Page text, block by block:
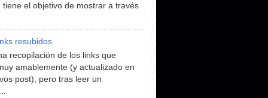
tiene el objetivo de mostrar a través
resubidos
recopilación de los links que
amablemente (y actualizado en
post), pero tras leer un